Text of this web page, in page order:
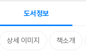
도서정보
상세 이미지 책소개